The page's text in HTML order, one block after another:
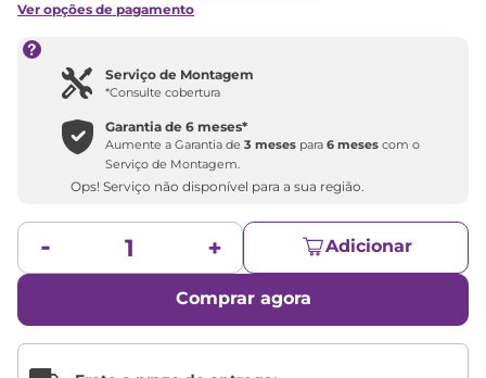
Ver opções de pagamento
Serviço de Montagem
*Consulte cobertura
Garantia de6 meses*
Aumente a Garantia de3 meses para6 meses com o
Serviço de Montagem.
Ops! Serviço não disponível para a sua região.
Adicionar
Comprar agora